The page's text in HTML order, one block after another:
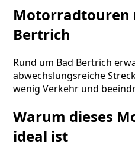
Motorradtouren
Bertrich
Rund um Bad Bertrich
abwechslungsreiche
wenig Verkehr und
Warum dieses
ideal ist